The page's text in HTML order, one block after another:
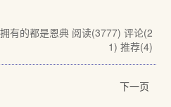
有的都是恩典 阅读(3777) 评论(2
1) 推荐(4)
下一页